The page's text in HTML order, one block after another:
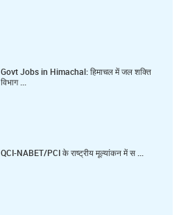
Govt Jobs in Himachal: हिमाचल में जल शक्ति
विभाग ...
QCI-NABET/PCI के राष्ट्रीय मूल्यांकन में स ...